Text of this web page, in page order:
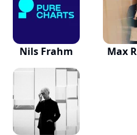
Nils Frahm Max